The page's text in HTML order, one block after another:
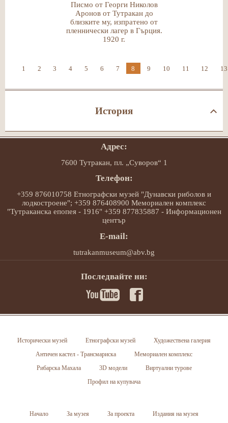
Писмо от Георги Николов
Аронов от Тутракан до
близките му, изпратено от
пленнически лагер в Гърция.
1920 г.
1 2 3 4 5 6 7 8 9 10 11 12 13
История
Адрес:
7600 Тутракан, пл. „Суворов“ 1
Телефон:
+359 876010758 Етнографски музей "Дунавски риболов и
лодкостроене"; +359 876408900 Мемориален комплекс
"Тутраканска епопея - 1916" +359 877835887 - Информационен
център
E-mail:
tutrakanmuseum@abv.bg
Последвайте ни:
Исторически музей Етнографски музей
Художествена галерия
Античен кастел - Трансмариска
Мемориален комплекс
Рибарска Махала
3D модели
Виртуални турове
Профил на купувача
Начало За музея За проекта
Издания на музея